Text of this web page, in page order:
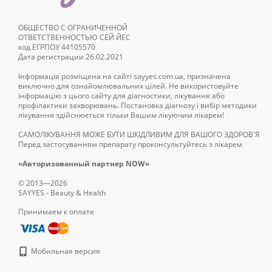
интерферон и
альбумин –
цитокины –
витамин С;
витамин A;
витамин Е;
Все перечисленные в
Рекомендуется
ОБЩЕСТВО С ОГРАНИЧЕННОЙ
ОТВЕТСТВЕННОСТЬЮ СЕЙ ЙЕС
код ЕГРПОУ 44105570
Дата регистрации 26.02.2021
Інформація розміщена на сайті sayyes.com.ua, призначена
виключно для ознайомлювальних цілей. Не використовуйте
інформацію з цього сайту для діагностики, лікування або
профілактики захворювань. Постановка діагнозу і вибір методики
лікування здійснюється тільки Вашим лікуючим лікарем!
САМОЛІКУВАННЯ МОЖЕ БУТИ ШКІДЛИВИМ ДЛЯ ВАШОГО ЗДОРОВ'Я
Перед застосуванням препарату проконсультуйтесь з лікарем
«Авторизованный партнер NOW»
© 2013—2026
SAYYES - Beauty & Health
Принимаем к оплате
Мобильная версия